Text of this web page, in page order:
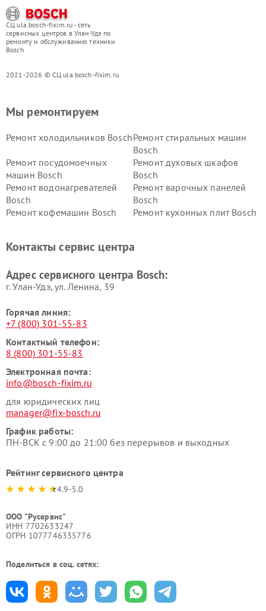
СЦ ula.bosch-fixim.ru - сеть
сервисных центров в Улан-Удэ по
ремонту и обслуживанию техники
Bosch
2021-2026 © СЦ ula.bosch-fixim.ru
Мы ремонтируем
Ремонт холодильников BoschРемонт стиральных машин
Bosch
Ремонт посудомоечных
машин Bosch
Ремонт духовых шкафов
Bosch
Ремонт водонагревателей
Bosch
Ремонт варочных панелей
Bosch
Ремонт кофемашин Bosch
Ремонт кухонных плит Bosch
Ремонт сушильных автоматовРемонт морозильных камер
Контакты сервис центра
Адрес сервисного центра Bosch:
г. Улан-Удэ, ул. Ленина, 39
Горячая линия:
+7 (800) 301-55-83
Контактный телефон:
8 (800) 301-55-83
Электронная почта:
info@bosch-fixim.ru
для юридических лиц
manager@fix-bosch.ru
График работы:
ПН-ВСК с 9:00 до 21:00 без перерывов и выходных
Рейтинг сервисного центра
4.9-5.0
ООО "Русервис"
ИНН 7702633247
ОГРН 1077746335776
Поделиться в соц. сетях: